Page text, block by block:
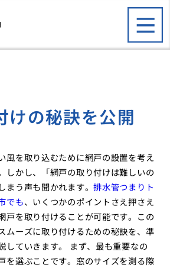
けの秘訣を公開
風を取り込むために網戸の設置を考え
しかし、「網戸の取り付けは難しいの
まう声も聞かれます。排水管つまりト
でも、いくつかのポイントさえ押さえ
戸を取り付けることが可能です。この
ムーズに取り付けるための秘訣を、準
していきます。 まず、最も重要なの
を選ぶことです。窓のサイズを測る際